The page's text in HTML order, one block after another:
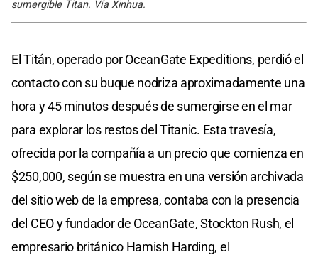
sumergible Titan. Vía Xinhua.
El Titán, operado por OceanGate Expeditions, perdió el
contacto con su buque nodriza aproximadamente una
hora y 45 minutos después de sumergirse en el mar
para explorar los restos del Titanic. Esta travesía,
ofrecida por la compañía a un precio que comienza en
$250,000, según se muestra en una versión archivada
del sitio web de la empresa, contaba con la presencia
del CEO y fundador de OceanGate, Stockton Rush, el
empresario británico Hamish Harding, el